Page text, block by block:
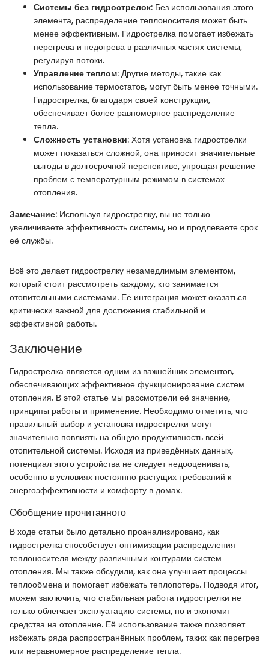
Системы без гидрострелок: Без использования этого
элемента, распределение теплоносителя может быть
менее эффективным. Гидрострелка помогает избежать
перегрева и недогрева в различных частях системы,
регулируя потоки.
Управление теплом: Другие методы, такие как
использование термостатов, могут быть менее точными.
Гидрострелка, благодаря своей конструкции,
обеспечивает более равномерное распределение
тепла.
Сложность установки: Хотя установка гидрострелки
может показаться сложной, она приносит значительные
выгоды в долгосрочной перспективе, упрощая решение
проблем с температурным режимом в системах
отопления.
Замечание: Используя гидрострелку, вы не только
увеличиваете эффективность системы, но и продлеваете срок
её службы.
Всё это делает гидрострелку незамедлимым элементом,
который стоит рассмотреть каждому, кто занимается
отопительными системами. Её интеграция может оказаться
критически важной для достижения стабильной и
эффективной работы.
Заключение
Гидрострелка является одним из важнейших элементов,
обеспечивающих эффективное функционирование систем
отопления. В этой статье мы рассмотрели её значение,
принципы работы и применение. Необходимо отметить, что
правильный выбор и установка гидрострелки могут
значительно повлиять на общую продуктивность всей
отопительной системы. Исходя из приведённых данных,
потенциал этого устройства не следует недооценивать,
особенно в условиях постоянно растущих требований к
энергоэффективности и комфорту в домах.
Обобщение прочитанного
В ходе статьи было детально проанализировано, как
гидрострелка способствует оптимизации распределения
теплоносителя между различными контурами систем
отопления. Мы также обсудили, как она улучшает процессы
теплообмена и помогает избежать теплопотерь. Подводя итог,
можем заключить, что стабильная работа гидрострелки не
только облегчает эксплуатацию системы, но и экономит
средства на отопление. Её использование также позволяет
избежать ряда распространённых проблем, таких как перегрев
или неравномерное распределение тепла.